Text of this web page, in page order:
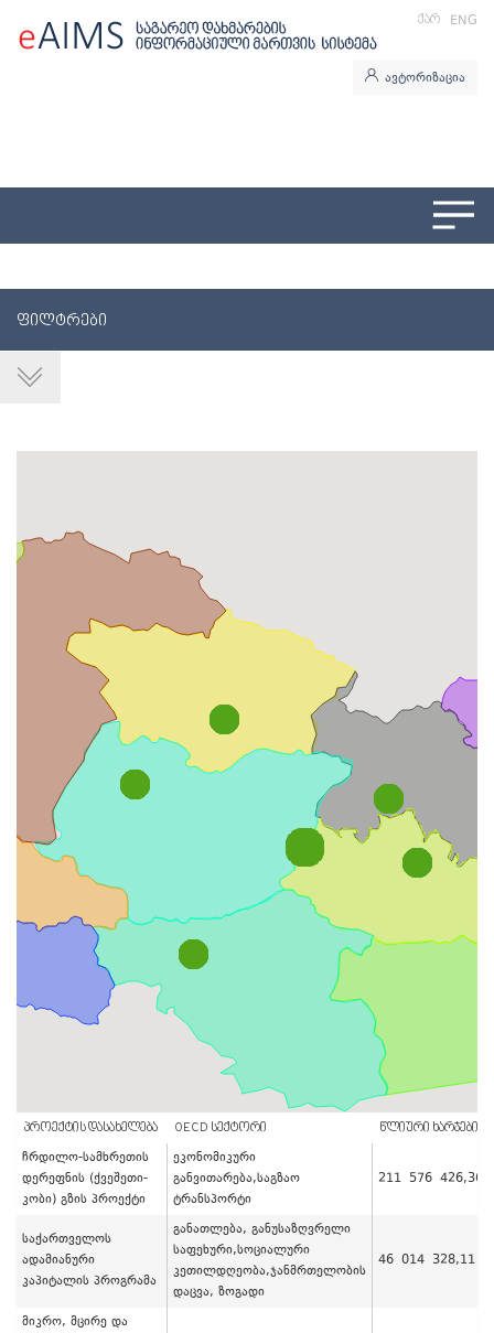
ᲥᲐᲠ ENG
ავტორიზაცია
ᲤᲘᲚᲢᲠᲔᲑᲘ
ᲞᲠᲝᲔᲥᲢᲘᲡ ᲓᲐᲡᲐᲮᲔᲚᲔᲑᲐ OECD ᲡᲔᲥᲢᲝᲠᲘ ᲬᲚᲘᲣᲠᲘ ᲮᲐᲠᲯᲔᲑᲘ /
ჩრდილო-სამხრეთის
დერეფნის (ქვეშეთი-
კობი) გზის პროექტი
ეკონომიკური
განვითარება,საგზაო
ტრანსპორტი
211 576 426,36
საქართველოს
ადამიანური
კაპიტალის პროგრამა
განათლება, განუსაზღვრელი
საფეხური,სოციალური
კეთილდღეობა,ჯანმრთელობის
დაცვა, ზოგადი
46 014 328,11
მიკრო, მცირე და